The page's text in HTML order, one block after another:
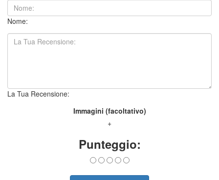
Nome:
La Tua Recensione:
Immagini (facoltativo)
+
Punteggio: